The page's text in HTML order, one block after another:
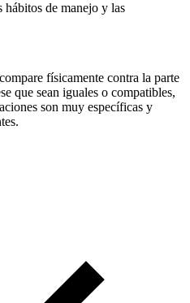
de manejo y las
físicamente contra la parte
que sean iguales o compatibles,
son muy específicas y